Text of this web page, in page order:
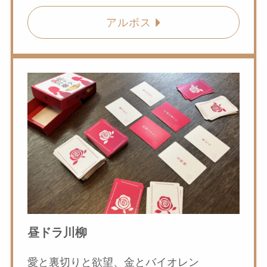
アルボス
昼ドラ川柳
愛と裏切りと欲望、金とバイオレン